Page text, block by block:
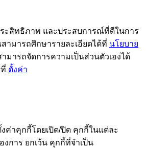
ะสิทธิภาพ และประสบการณ์ที่ดีในการ
มารถศึกษารายละเอียดได้ที่ นโยบาย
มารถจัดการความเป็นส่วนตัวเองได้
ตั้งค่า
ค่าคุกกี้โดยเปิด/ปิด คุกกี้ในแต่ละ
การ ยกเว้น คุกกี้ที่จำเป็น